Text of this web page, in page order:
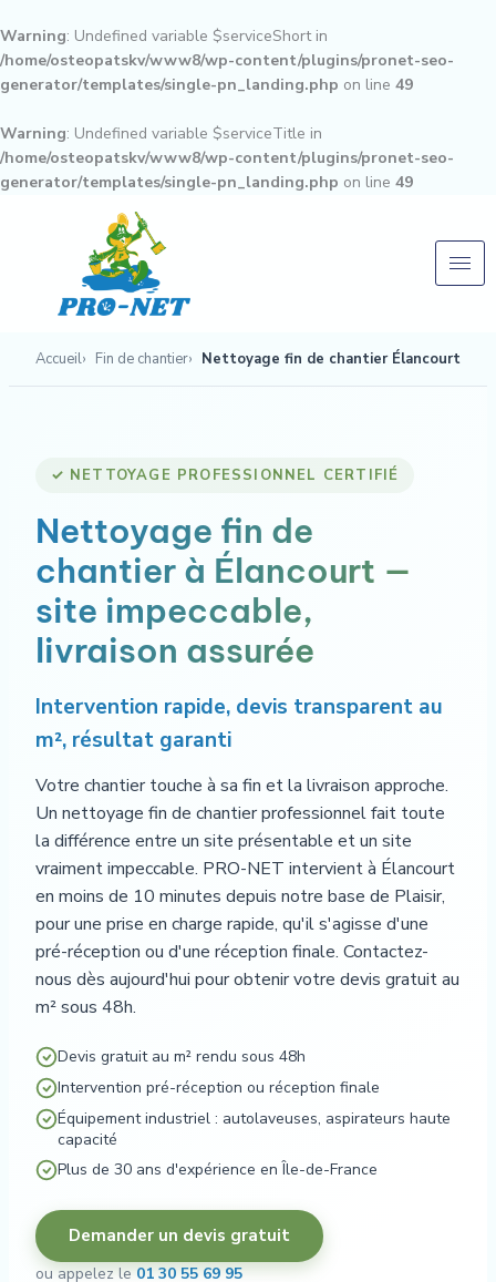
Warning: Undefined variable $serviceShort in
/home/osteopatskv/www8/wp-content/plugins/pronet-seo-
generator/templates/single-pn_landing.php on line 49
Warning: Undefined variable $serviceTitle in
/home/osteopatskv/www8/wp-content/plugins/pronet-seo-
generator/templates/single-pn_landing.php on line 49
au
contenu
Accueil Fin de chantier Nettoyage fin de chantier Élancourt
✓ NETTOYAGE PROFESSIONNEL CERTIFIÉ
Nettoyage fin de
chantier à Élancourt —
site impeccable,
livraison assurée
Intervention rapide, devis transparent au
m², résultat garanti
Votre chantier touche à sa fin et la livraison approche.
Un nettoyage fin de chantier professionnel fait toute
la différence entre un site présentable et un site
vraiment impeccable. PRO-NET intervient à Élancourt
en moins de 10 minutes depuis notre base de Plaisir,
pour une prise en charge rapide, qu'il s'agisse d'une
pré-réception ou d'une réception finale. Contactez-
nous dès aujourd'hui pour obtenir votre devis gratuit au
m² sous 48h.
Devis gratuit au m² rendu sous 48h
Intervention pré-réception ou réception finale
Équipement industriel : autolaveuses, aspirateurs haute
capacité
Plus de 30 ans d'expérience en Île-de-France
Demander un devis gratuit
ou appelez le01 30 55 69 95